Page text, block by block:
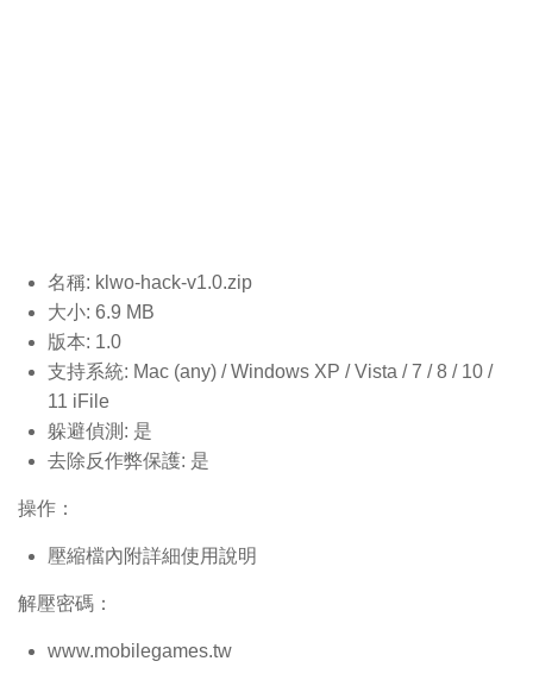
名稱: klwo-hack-v1.0.zip
大小: 6.9 MB
版本: 1.0
支持系統: Mac (any) / Windows XP / Vista / 7 / 8 / 10 /
11 iFile
躲避偵測: 是
去除反作弊保護: 是
操作：
壓縮檔內附詳細使用說明
解壓密碼：
www.mobilegames.tw